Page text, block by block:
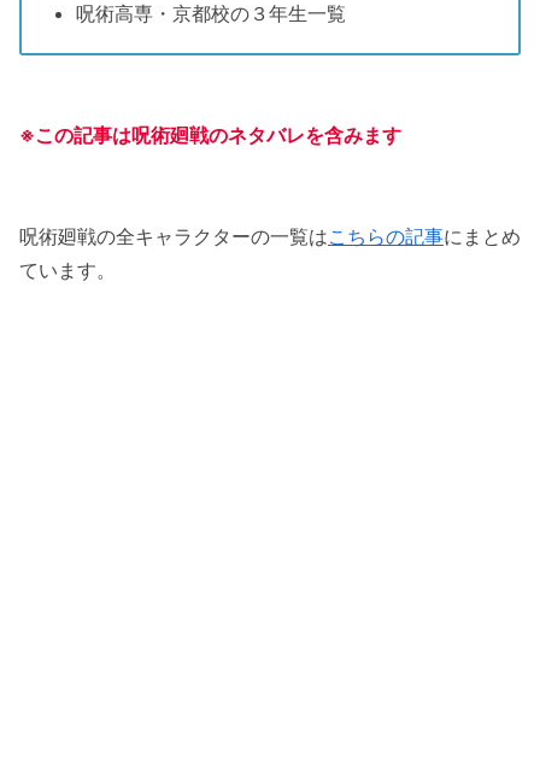
呪術高専・京都校の３年生一覧
※この記事は呪術廻戦のネタバレを含みます
呪術廻戦の全キャラクターの一覧はこちらの記事にまとめ
ています。